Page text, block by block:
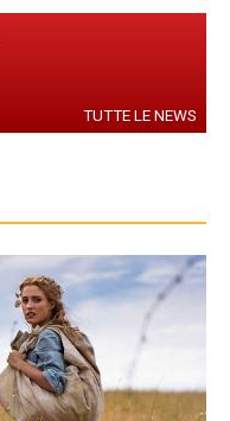
TUTTE LE NEWS